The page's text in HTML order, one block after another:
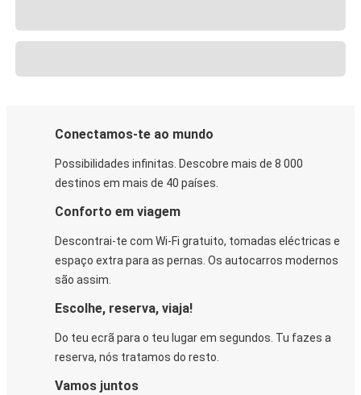
Conectamos-te ao mundo
Possibilidades infinitas. Descobre mais de 8 000
destinos em mais de 40 países.
Conforto em viagem
Descontrai-te com Wi-Fi gratuito, tomadas eléctricas e
espaço extra para as pernas. Os autocarros modernos
são assim.
Escolhe, reserva, viaja!
Do teu ecrã para o teu lugar em segundos. Tu fazes a
reserva, nós tratamos do resto.
Vamos juntos